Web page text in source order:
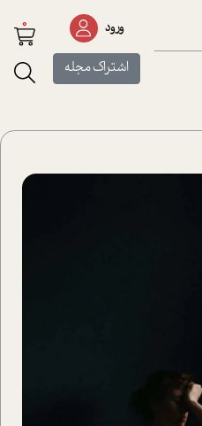
ورود
اشتراک مجله
0